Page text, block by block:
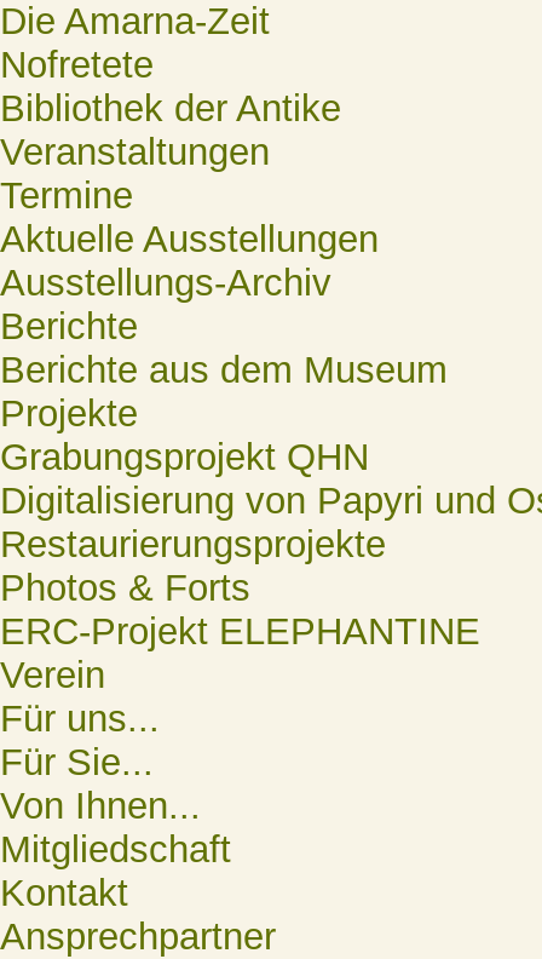
Die Amarna-Zeit
Nofretete
Bibliothek der Antike
Veranstaltungen
Termine
Aktuelle Ausstellungen
Ausstellungs-Archiv
Berichte
Berichte aus dem Museum
Projekte
Grabungsprojekt QHN
Digitalisierung von Papyri und
Restaurierungsprojekte
Photos & Forts
ERC-Projekt ELEPHANTINE
Verein
Für uns...
Für Sie...
Von Ihnen...
Mitgliedschaft
Kontakt
Ansprechpartner